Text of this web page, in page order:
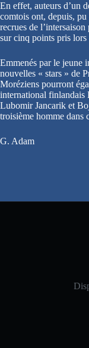
En effet, auteurs d’un
comtois ont, depuis,
recrues de
sur cinq points pris lors
Emmenés par le jeune
nouvelles « stars » de
Moréziens pourront
international finlandais
Lubomir Jancarik et
troisième homme dans
G. Adam